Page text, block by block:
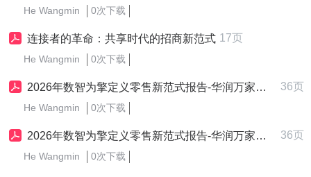
He Wangmin 0次下载
连接者的革命：共享时代的招商新范式 17页
He Wangmin 0次下载
2026年数智为擎定义零售新范式报告-华润万家尼尔森IQ 36页
He Wangmin 0次下载
2026年数智为擎定义零售新范式报告-华润万家尼尔森IQ 36页
He Wangmin 0次下载